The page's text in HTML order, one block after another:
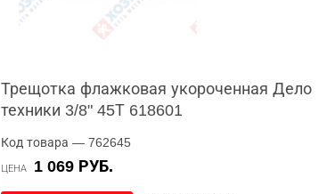
Трещотка флажковая укороченная Дело
техники 3/8" 45Т 618601
Код товара — 762645
ЦЕНА 1 069 РУБ.